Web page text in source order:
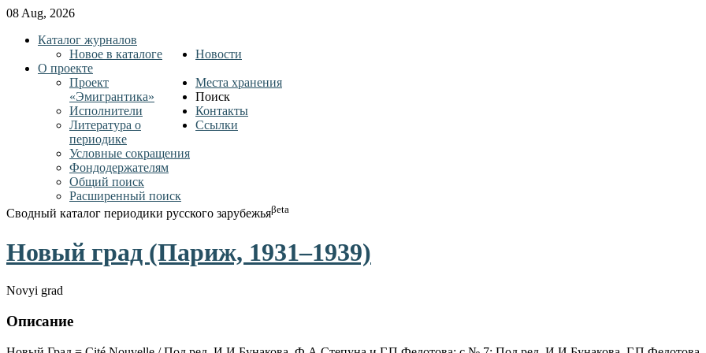
08 Aug, 2026
Каталог журналов
Новое в каталоге
Новости
О проекте
Проект
«Эмигрантика»
Исполнители
Литература о
периодике
Условные сокращения
Фондодержателям
Места хранения
Поиск
Общий поиск
Расширенный поиск
Контакты
Ссылки
Сводный каталог периодики русского зарубежьяβeta
Новый град (Париж, 1931–1939)
Novyi grad
Описание